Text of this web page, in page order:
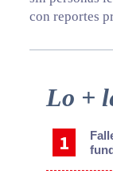
con reportes
Primary
Lo +